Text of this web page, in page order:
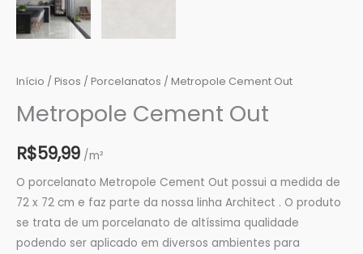
Início / Pisos / Porcelanatos / Metropole Cement Out
Metropole Cement Out
R$59,99 /m²
O porcelanato Metropole Cement Out possui a medida de
72 x 72 cm e faz parte da nossa linha Architect . O produto
se trata de um porcelanato de altíssima qualidade
podendo ser aplicado em diversos ambientes para